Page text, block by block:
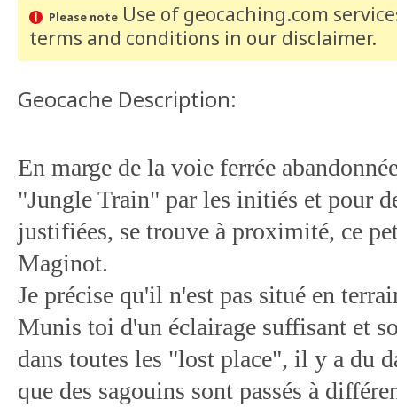
Please noteUse of geocaching.com
terms and conditions in our disclaimer.
Geocache Description:
En marge de la voie ferrée
"Jungle Train" par les initiés et pour
justifiées, se trouve à proximité, ce
Maginot.
Je précise qu'il n'est pas situé en
Munis toi d'un éclairage suffisant et
dans toutes les "lost place", il y a du
que des sagouins sont passés à